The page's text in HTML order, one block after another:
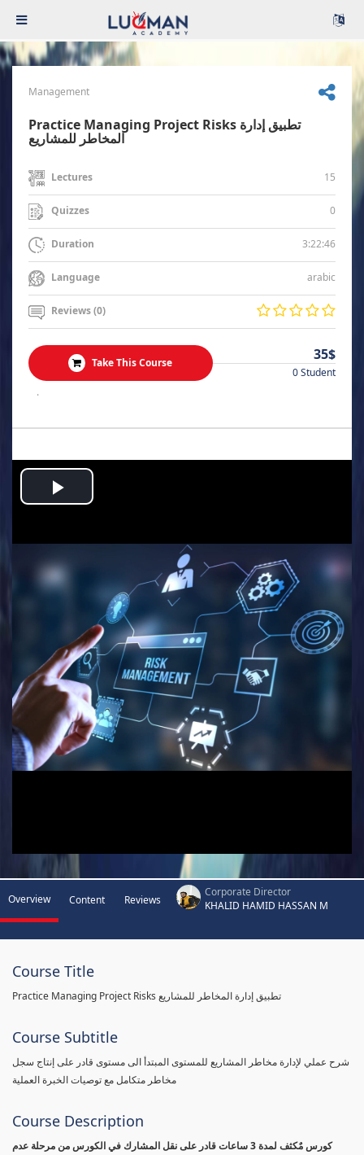
Management
Practice Managing Project Risks تطبيق إدارة
المخاطر للمشاريع
Lectures 15
Quizzes 0
Duration 3:22:46
Language arabic
Reviews (0)
Take This Course 35$
0 Student
.
Play
Video
Overview Content Reviews
Corporate Director
KHALID HAMID HASSAN M
Course Title
Practice Managing Project Risks تطبيق إدارة المخاطر للمشاريع
Course Subtitle
شرح عملي لإدارة مخاطر المشاريع للمستوى المبتدأ الى مستوى قادر على إنتاج سجل
مخاطر متكامل مع توصيات الخبرة العملية
Course Description
كورس مٌكثف لمدة 3 ساعات قادر على نقل المشارك في الكورس من مرحلة عدم